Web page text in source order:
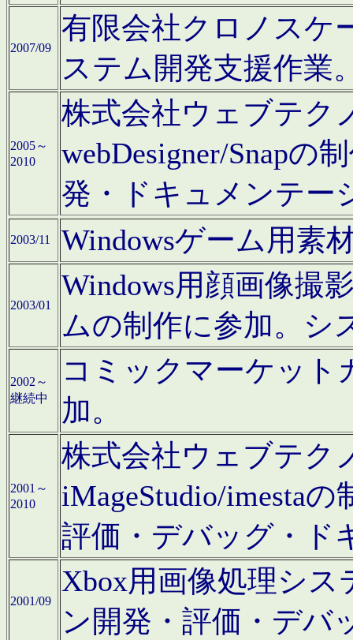
2007/09
有限会社クロノスケ
ステム開発支援作業
2005～
2010
株式会社ウェブテク
webDesigner/Snapの
発・ドキュメンテー
2003/11 Windowsゲーム用素
2003/01
Windows用顔画像撮
ムの制作に参加。シ
2002～
継続中
コミックマーケット
加。
2001～
2010
株式会社ウェブテク
iMageStudio/imesta
評価・デバッグ・ド
2001/09
Xbox用画像処理シ
ン開発・評価・デバ